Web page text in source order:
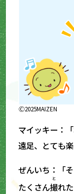
Ⓒ2025MAIZEN
マイッキー：
遠足、とても
ぜんいち：「
たくさん撮
と
れ